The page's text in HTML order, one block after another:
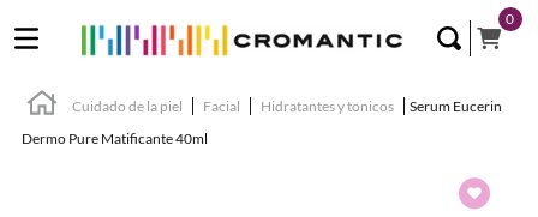
0
Cuidado de la piel Facial Hidratantes y tonicos
Serum Eucerin
Dermo Pure Matificante 40ml